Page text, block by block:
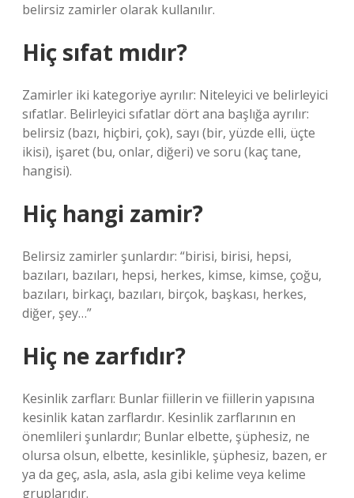
belirsiz zamirler olarak kullanılır.
Hiç sıfat mıdır?
Zamirler iki kategoriye ayrılır: Niteleyici ve belirleyici
sıfatlar. Belirleyici sıfatlar dört ana başlığa ayrılır:
belirsiz (bazı, hiçbiri, çok), sayı (bir, yüzde elli, üçte
ikisi), işaret (bu, onlar, diğeri) ve soru (kaç tane,
hangisi).
Hiç hangi zamir?
Belirsiz zamirler şunlardır: “birisi, birisi, hepsi,
bazıları, bazıları, hepsi, herkes, kimse, kimse, çoğu,
bazıları, birkaçı, bazıları, birçok, başkası, herkes,
diğer, şey…”
Hiç ne zarfıdır?
Kesinlik zarfları: Bunlar fiillerin ve fiillerin yapısına
kesinlik katan zarflardır. Kesinlik zarflarının en
önemlileri şunlardır; Bunlar elbette, şüphesiz, ne
olursa olsun, elbette, kesinlikle, şüphesiz, bazen, er
ya da geç, asla, asla, asla gibi kelime veya kelime
gruplarıdır.